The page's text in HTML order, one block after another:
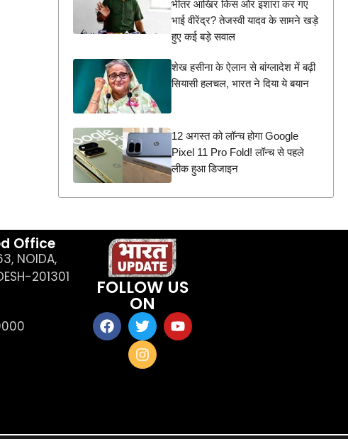
भीतर आखिर किस ओर इशारा कर गए
भाई वीरेंद्र? तेजस्वी यादव के सामने खड़े
हुए कई बड़े सवाल
शेख हसीना के ऐलान से बांग्लादेश में बढ़ी
सियासी हलचल, भारत ने दिया ये बयान
12 अगस्त को लॉन्च होगा Google
Pixel 11 Pro Fold! लॉन्च से पहले
लीक हुआ डिजाइन
Office
NOIDA,
201301
FOLLOW US
ON